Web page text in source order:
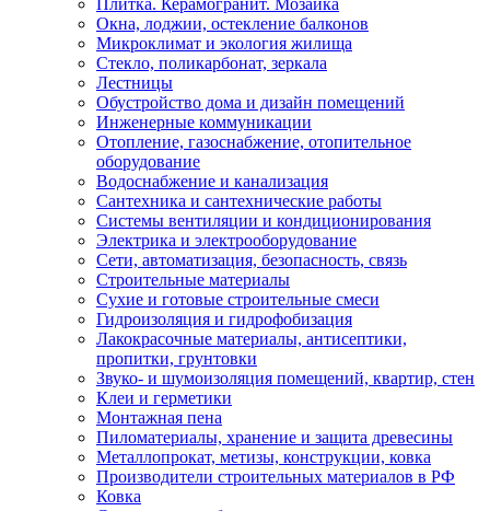
Окна, лоджии, остекление балконов
Микроклимат и экология жилища
Стекло, поликарбонат, зеркала
Лестницы
Обустройство дома и дизайн помещений
Инженерные коммуникации
Отопление, газоснабжение, отопительное
оборудование
Водоснабжение и канализация
Сантехника и сантехнические работы
Системы вентиляции и кондиционирования
Электрика и электрооборудование
Сети, автоматизация, безопасность, связь
Строительные материалы
Сухие и готовые строительные смеси
Гидроизоляция и гидрофобизация
Лакокрасочные материалы, антисептики,
пропитки, грунтовки
Звуко- и шумоизоляция помещений, квартир, стен
Клеи и герметики
Монтажная пена
Пиломатериалы, хранение и защита древесины
Металлопрокат, метизы, конструкции, ковка
Производители строительных материалов в РФ
Ковка